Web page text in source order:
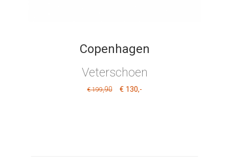
Copenhagen
Veterschoen
€ 199,90 € 130,-